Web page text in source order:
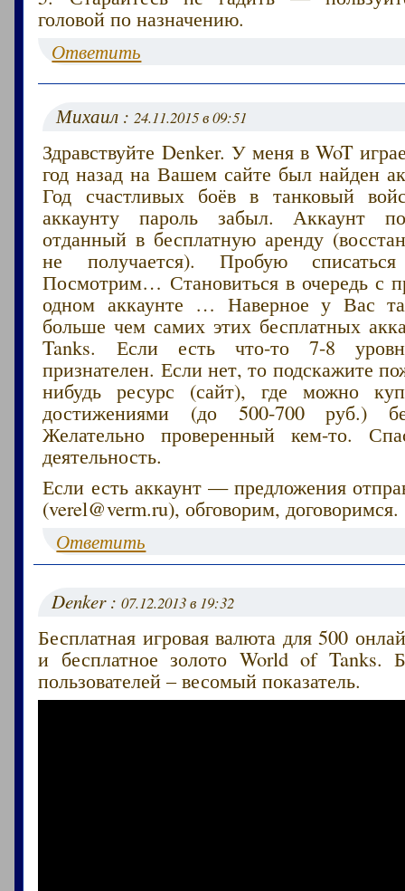
головой по назначению.
Ответить
Михаил :24.11.2015 в 09:51
Здравствуйте Denker. У меня в WoT
год назад на Вашем сайте был найден
Год счастливых боёв в танковый
аккаунту пароль забыл. Аккаунт
отданный в бесплатную аренду
не получается). Пробую
Посмотрим… Становиться в очередь с
одном аккаунте … Наверное у Вас
больше чем самих этих бесплатных
Tanks. Если есть что-то 7-8
признателен. Если нет, то подскажите
нибудь ресурс (сайт), где можно
достижениями (до 500-700 руб.)
Желательно проверенный кем-то.
деятельность.
Если есть аккаунт — предложения
(verel@verm.ru), обговорим, договоримся.
Ответить
Denker :07.12.2013 в 19:32
Бесплатная игровая валюта для 500
и бесплатное золото World of Tanks.
пользователей – весомый показатель.